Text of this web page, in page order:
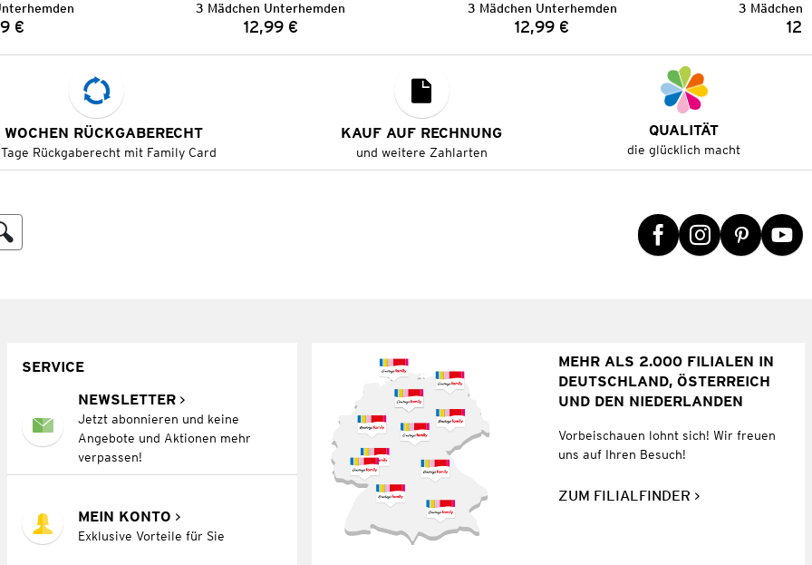
€
3 Mädchen Unterhemden
Preis:
12,99 €
3 Mädchen Unterhemden
Preis:
12,99 €
3 Mädchen
RÜCKGABERECHT
Rückgaberecht mit Family Card
KAUF AUF RECHNUNG
und weitere Zahlarten
QUALITÄT
die glücklich macht
SERVICE
NEWSLETTER
Jetzt abonnieren und keine
Angebote und Aktionen mehr
verpassen!
MEIN KONTO
Exklusive Vorteile für Sie
MEHR ALS 2.000 FILIALEN IN
DEUTSCHLAND, ÖSTERREICH
UND DEN NIEDERLANDEN
Vorbeischauen lohnt sich! Wir freuen
uns auf Ihren Besuch!
ZUM FILIALFINDER